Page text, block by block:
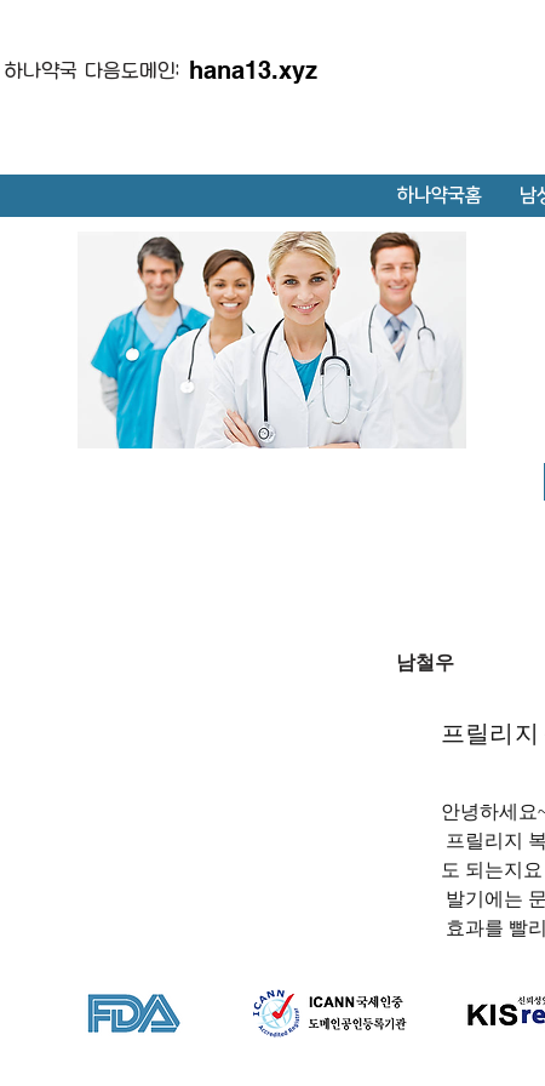
하나약국 다음도메인: hana13.xyz
하나약국홈 남
남철우
프릴리
안녕하세요
도 되는지요
발기에는
효과를 빨